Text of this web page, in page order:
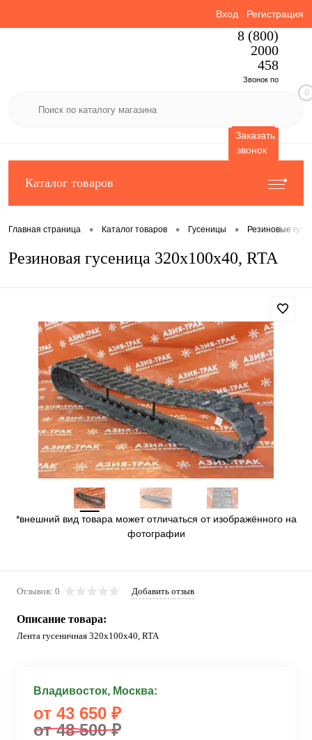
Вход Регистрация
8 (800)
2000
458
Звонок по
Заказать
звонок
0
Каталог товаров
Главная страница • Каталог товаров • Гусеницы • Резиновые
Резиновая гусеница 320x100x40, RTA
*внешний вид товара может отличаться от изображённого на
фотографии
Отзывов: 0 Добавить отзыв
Описание товара:
Лента гусеничная 320x100x40, RTA
Владивосток, Москва:
от 43 650 ₽
от 48 500 ₽